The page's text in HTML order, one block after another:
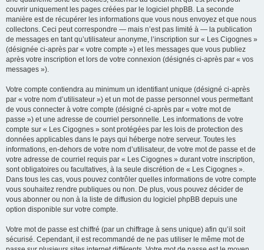
couvrir uniquement les pages créées par le logiciel phpBB. La seconde
manière est de récupérer les informations que vous nous envoyez et que nous
collectons. Ceci peut correspondre — mais n’est pas limité à — la publication
de messages en tant qu’utilisateur anonyme, l’inscription sur « Les Cigognes »
(désignée ci-après par « votre compte ») et les messages que vous publiez
après votre inscription et lors de votre connexion (désignés ci-après par « vos
messages »).
Votre compte contiendra au minimum un identifiant unique (désigné ci-après
par « votre nom d’utilisateur ») et un mot de passe personnel vous permettant
de vous connecter à votre compte (désigné ci-après par « votre mot de
passe ») et une adresse de courriel personnelle. Les informations de votre
compte sur « Les Cigognes » sont protégées par les lois de protection des
données applicables dans le pays qui héberge notre serveur. Toutes les
informations, en-dehors de votre nom d’utilisateur, de votre mot de passe et de
votre adresse de courriel requis par « Les Cigognes » durant votre inscription,
sont obligatoires ou facultatives, à la seule discrétion de « Les Cigognes ».
Dans tous les cas, vous pouvez contrôler quelles informations de votre compte
vous souhaitez rendre publiques ou non. De plus, vous pouvez décider de
vous abonner ou non à la liste de diffusion du logiciel phpBB depuis une
option disponible sur votre compte.
Votre mot de passe est chiffré (par un chiffrage à sens unique) afin qu’il soit
sécurisé. Cependant, il est recommandé de ne pas utiliser le même mot de